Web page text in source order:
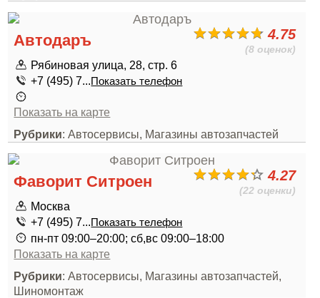
4.75
(8 оценок)
Автодаръ
Рябиновая улица, 28, стр. 6
+7 (495) 7...Показать телефон
Показать на карте
Рубрики: Автосервисы, Магазины автозапчастей
4.27
(22 оценки)
Фаворит Ситроен
Москва
+7 (495) 7...Показать телефон
пн-пт 09:00–20:00; сб,вс 09:00–18:00
Показать на карте
Рубрики: Автосервисы, Магазины автозапчастей,
Шиномонтаж